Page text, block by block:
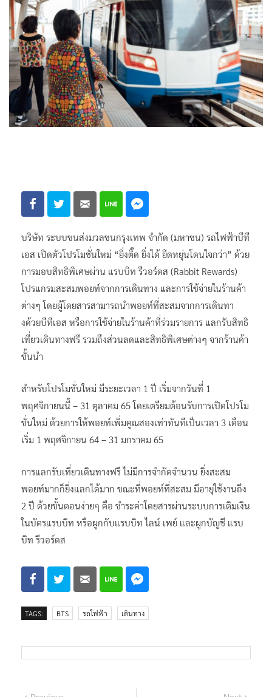
บริษัท ระบบขนส่งมวลชนกรุงเทพ จำกัด (มหาชน) รถไฟฟ้าบีที
เอส เปิดตัวโปรโมชั่นใหม่ “ยิ่งติ๊ด ยิ่งได้ ยืดหยุ่นโดนใจกว่า” ด้วย
การมอบสิทธิพิเศษผ่าน แรบบิท รีวอร์ดส (Rabbit Rewards)
โปรแกรมสะสมพอยท์จากการเดินทาง และการใช้จ่ายในร้านค้า
ต่างๆ โดยผู้โดยสารสามารถนำพอยท์ที่สะสมจากการเดินทา
งด้วยบีทีเอส หรือการใช้จ่ายในร้านค้าที่ร่วมรายการ แลกรับสิทธิ
ชั้นนำ
สำหรับโปรโมชั่นใหม่ มีระยะเวลา 1 ปี เริ่มจากวันที่ 1
พฤศจิกายนนี้ – 31 ตุลาคม 65 โดยเตรียมต้อนรับการเปิดโปรโม
ชั่นใหม่ ด้วยการให้พอยท์เพิ่มคูณสองเท่าทันทีเป็นเวลา 3 เดือน
เริ่ม 1 พฤศจิกายน 64 – 31 มกราคม 65
การแลกรับเที่ยวเดินทางฟรี ไม่มีการจำกัดจำนวน ยิ่งสะสม
พอยท์มากก็ยิ่งแลกได้มาก ขณะที่พอยท์ที่สะสม มีอายุใช้งานถึง
2 ปี ด้วยขั้นตอนง่ายๆ คือ ชำระค่าโดยสารผ่านระบบการเติมเงิน
บิท รีวอร์ดส